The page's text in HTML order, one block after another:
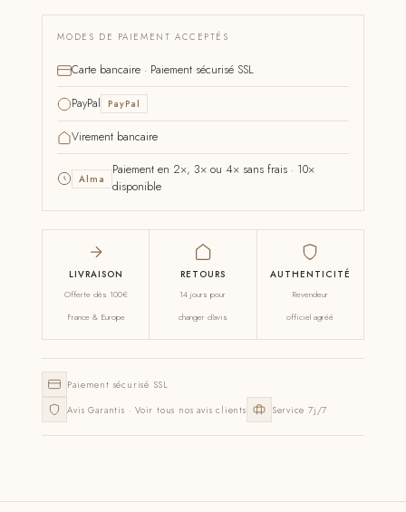
MODES DE PAIEMENT ACCEPTÉS
Carte bancaire · Paiement sécurisé SSL
PayPal PayPal
Virement bancaire
Alma
Paiement en 2×, 3× ou 4× sans frais · 10×
disponible
LIVRAISON
Offerte dès 100€
France & Europe
RETOURS
14 jours pour
changer d'avis
AUTHENTICITÉ
Revendeur
officiel agréé
Paiement sécurisé SSL
Avis Garantis · Voir tous nos avis clients
Service 7j/7